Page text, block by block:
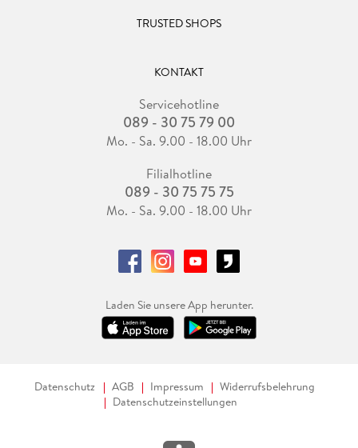
TRUSTED SHOPS
KONTAKT
Servicehotline
089 - 30 75 79 00
Mo. - Sa. 9.00 - 18.00 Uhr
Filialhotline
089 - 30 75 75 75
Mo. - Sa. 9.00 - 18.00 Uhr
Laden Sie unsere App herunter.
Datenschutz AGB Impressum
Widerrufsbelehrung
Datenschutzeinstellungen